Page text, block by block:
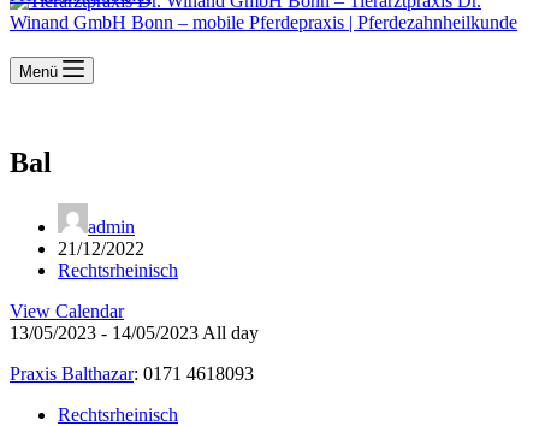
Menü
Bal
admin
21/12/2022
Rechtsrheinisch
View Calendar
13/05/2023 - 14/05/2023 All day
Praxis Balthazar: 0171 4618093
Rechtsrheinisch